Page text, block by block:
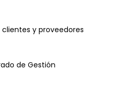
y proveedores
de Gestión